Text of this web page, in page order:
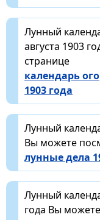
Лунный
августа 1903
странице
календарь
1903 года
Лунный
Вы можете
лунные дела
Лунный
года Вы